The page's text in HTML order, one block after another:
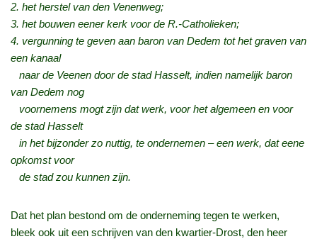
2. het herstel van den Venenweg;
3. het bouwen eener kerk voor de R.-Catholieken;
4. vergunning te geven aan baron van Dedem tot het graven van
een kanaal
naar de Veenen door de stad Hasselt, indien namelijk baron
van Dedem nog
voornemens mogt zijn dat werk, voor het algemeen en voor
de stad Hasselt
in het bijzonder zo nuttig, te ondernemen – een werk, dat eene
opkomst voor
de stad zou kunnen zijn.
Dat het plan bestond om de onderneming tegen te werken,
bleek ook uit een schrijven van den kwartier-Drost, den heer